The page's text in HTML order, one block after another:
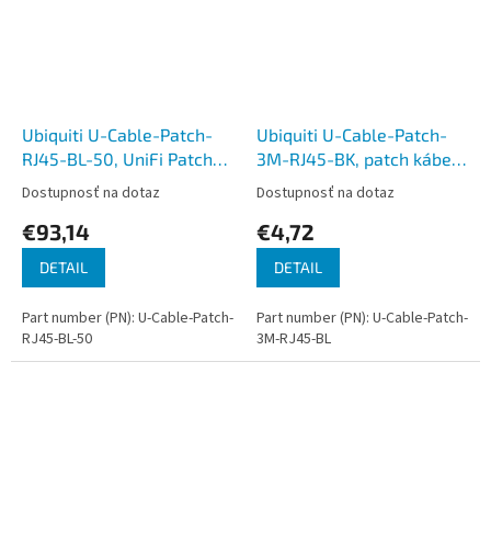
Ubiquiti U-Cable-Patch-
RJ45-BL-50, UniFi Patch
Kábel, 0,1m (0,22m s
konektormi), Cat6, modrý
(50ks)
Dostupnosť na dotaz
€93,14
DETAIL
Part number (PN): U-Cable-Patch-
RJ45-BL-50
Ubiquiti U-Cable-Patch-
3M-RJ45-BK, patch kábel,
3m, Cat6, modrý
Dostupnosť na dotaz
€4,72
DETAIL
Part number (PN): U-Cable-Patch-
3M-RJ45-BL